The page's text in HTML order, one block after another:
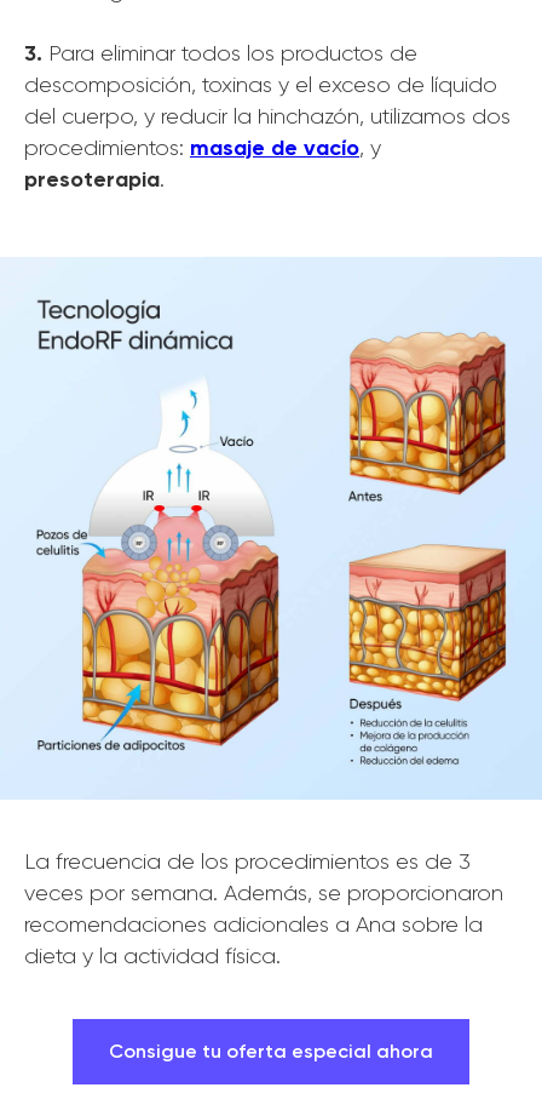
‍3. Para eliminar todos los productos de
descomposición, toxinas y el exceso de líquido
del cuerpo, y reducir la hinchazón, utilizamos dos
procedimientos: masaje de vacío, y
presoterapia.
La frecuencia de los procedimientos es de 3
veces por semana. Además, se proporcionaron
recomendaciones adicionales a Ana sobre la
dieta y la actividad física.
Consigue tu oferta especial ahora